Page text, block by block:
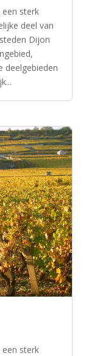
sterk
deel van
Dijon
deelgebieden
sterk